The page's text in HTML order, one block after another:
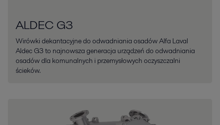
ALDEC G3
Wirówki dekantacyjne do odwadniania osadów Alfa Laval
Aldec G3 to najnowsza generacja urządzeń do odwadniania
osadów dla komunalnych i przemysłowych oczyszczalni
ścieków.